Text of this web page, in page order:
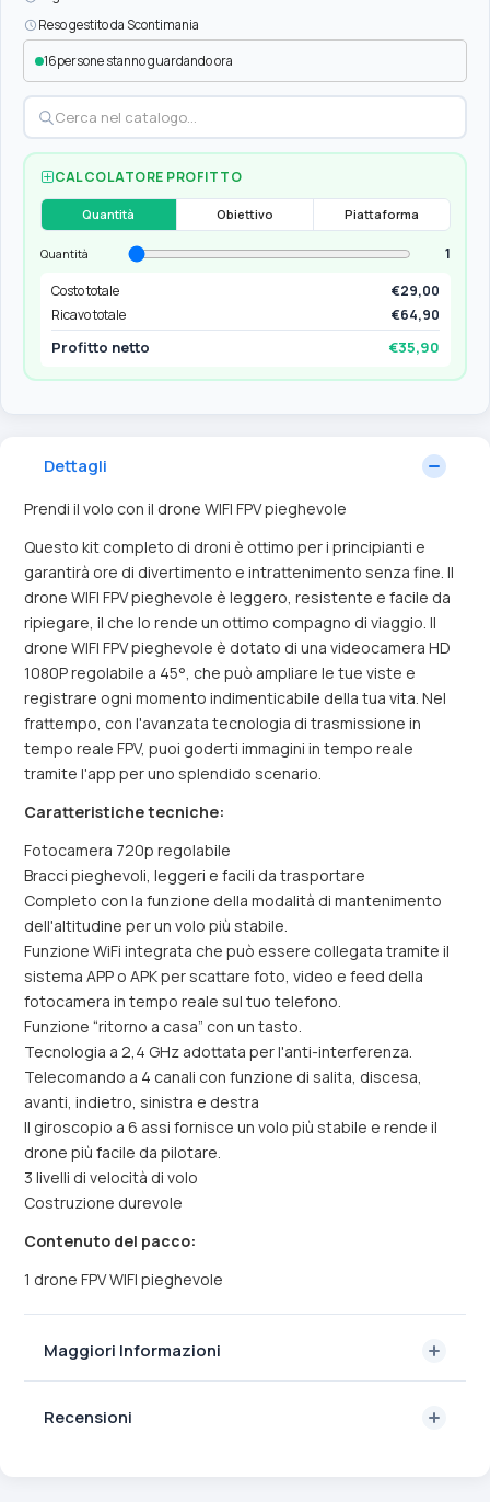
Reso gestito da Scontimania
16persone stanno guardando ora
CALCOLATORE PROFITTO
Quantità Obiettivo Piattaforma
Quantità
1
Costo totale
€29,00
Ricavo totale
€64,90
Profitto netto €35,90
Dettagli
Prendi il volo con il drone WIFI FPV pieghevole
Questo kit completo di droni è ottimo per i principianti e
garantirà ore di divertimento e intrattenimento senza fine. Il
drone WIFI FPV pieghevole è leggero, resistente e facile da
ripiegare, il che lo rende un ottimo compagno di viaggio. Il
drone WIFI FPV pieghevole è dotato di una videocamera HD
1080P regolabile a 45°, che può ampliare le tue viste e
registrare ogni momento indimenticabile della tua vita. Nel
frattempo, con l'avanzata tecnologia di trasmissione in
tempo reale FPV, puoi goderti immagini in tempo reale
tramite l'app per uno splendido scenario.
Caratteristiche tecniche:
Fotocamera 720p regolabile
Bracci pieghevoli, leggeri e facili da trasportare
Completo con la funzione della modalità di mantenimento
dell'altitudine per un volo più stabile.
Funzione WiFi integrata che può essere collegata tramite il
sistema APP o APK per scattare foto, video e feed della
fotocamera in tempo reale sul tuo telefono.
Funzione “ritorno a casa” con un tasto.
Tecnologia a 2,4 GHz adottata per l'anti-interferenza.
Telecomando a 4 canali con funzione di salita, discesa,
avanti, indietro, sinistra e destra
Il giroscopio a 6 assi fornisce un volo più stabile e rende il
drone più facile da pilotare.
3 livelli di velocità di volo
Costruzione durevole
Contenuto del pacco:
1 drone FPV WIFI pieghevole
Maggiori Informazioni
Recensioni